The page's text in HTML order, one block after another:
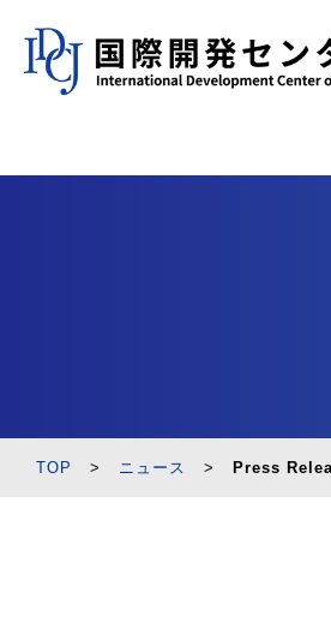
TOP > ニュース > Press